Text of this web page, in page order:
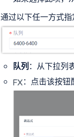
通过以下任一方式指
队列：从下拉列
：点击该按